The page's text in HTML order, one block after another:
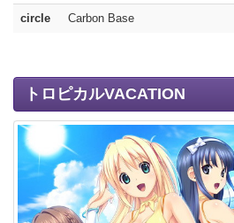
circle Carbon Base
トロピカルVACATION